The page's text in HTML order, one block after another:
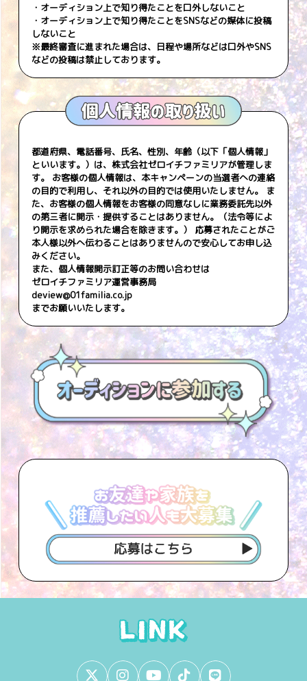
・オーディション上で知り得たことを口外しないこと
・オーディション上で知り得たことをSNSなどの媒体に投稿
しないこと
※最終審査に進まれた場合は、日程や場所などは口外やSNS
などの投稿は禁止しております。
都道府県、電話番号、氏名、性別、年齢（以下「個人情報」
といいます。）は、株式会社ゼロイチファミリアが管理しま
す。 お客様の個人情報は、本キャンペーンの当選者への連絡
の目的で利用し、それ以外の目的では使用いたしません。 ま
た、お客様の個人情報をお客様の同意なしに業務委託先以外
の第三者に開示・提供することはありません。（法令等によ
り開示を求められた場合を除きます。） 応募されたことがご
本人様以外へ伝わることはありませんので安心してお申し込
みください。
また、個人情報開示訂正等のお問い合わせは
ゼロイチファミリア運営事務局
deview@01familia.co.jp
までお願いいたします。